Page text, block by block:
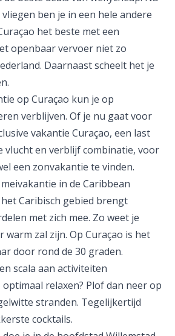
de beste deals van weflycheap. Na
ben je in een hele andere
het beste met een
openbaar vervoer niet zo
Daarnaast scheelt het je
op Curaçao kun je op
verblijven. Of je nu gaat voor
vakantie Curaçao
vlucht en verblijf combinatie, voor
een zonvakantie te vinden.
Caribisch gebied
brengt
met zich mee. Zo weet je
warm zal zijn. Op Curaçao is het
door rond de 30 graden.
scala aan activiteiten
optimaal relaxen? Plof dan neer op
stranden. Tegelijkertijd
cocktails.